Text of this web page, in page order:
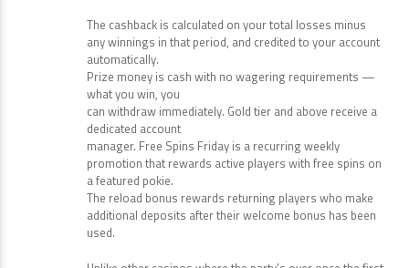
The cashback is calculated on your total losses minus
any winnings in that period, and credited to your account
automatically.
Prize money is cash with no wagering requirements —
what you win, you
can withdraw immediately. Gold tier and above receive a
dedicated account
manager. Free Spins Friday is a recurring weekly
promotion that rewards active players with free spins on
a featured pokie.
The reload bonus rewards returning players who make
additional deposits after their welcome bonus has been
used.